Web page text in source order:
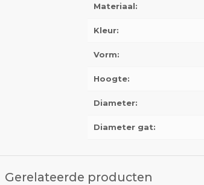
Materiaal:
Kleur:
Vorm:
Hoogte:
Diameter:
Diameter gat:
Gerelateerde producten